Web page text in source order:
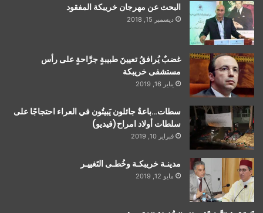
البحث عن مهرجان خريبكة المفقود
ديسمبر 15, 2018
غضبٌ يُرافقُ تعيينَ طبيبةٍ جرَّاحةٍ على رأس
مستشفى خريبكة
يناير 16, 2019
سطات…باعةٌ جائلون يَبيتُون في العراء احتجاجًا على
سلطات أولاد امراح(فيديو)
فبراير 10, 2019
مدينـة خريبكـة وخُطـى التَغييـر
مايو 12, 2019